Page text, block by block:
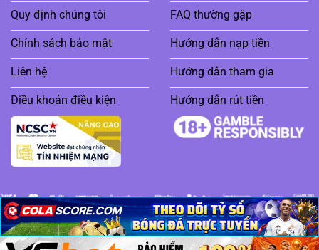
Quy định chúng tôi
Chính sách bảo mật
Liên hệ
Điều khoản điều kiện
FAQ thường gặp
Hướng dẫn nạp tiền
Hướng dẫn tham gia
Hướng dẫn rút tiền
Copyright 2026 ©88XX | UY TÍN HÀNG ĐẦU ×
×
×